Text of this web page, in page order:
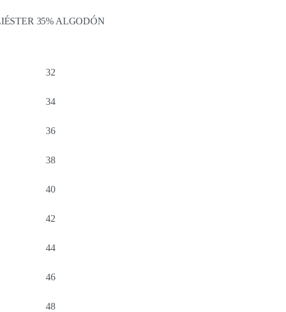
35% ALGODÓN
32
34
36
38
40
42
44
46
48